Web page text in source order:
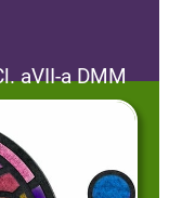
aVII-a DMM